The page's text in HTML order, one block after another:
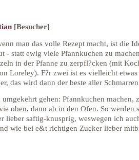
[Besucher]
man das volle Rezept macht, ist die
- statt ewig viele Pfannkuchen zu
in der Pfanne zu zerpfl?cken (mit
Loreley). F?r zwei ist es vielleicht
das wird dann der beste aller
gehen: Pfannkuchen machen,
oben, dann ab in den Ofen. So werden
lieber saftig-knusprig, weswegen ich
wie bei e&t richtigen Zucker lieber